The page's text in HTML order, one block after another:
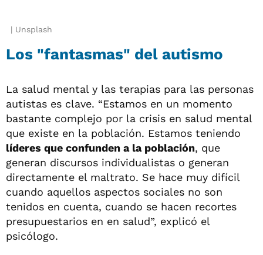
Unsplash
Los "fantasmas" del autismo
La salud mental y las terapias para las personas
autistas es clave. “Estamos en un momento
bastante complejo por la crisis en salud mental
que existe en la población. Estamos teniendo
líderes que confunden a la población, que
generan discursos individualistas o generan
directamente el maltrato. Se hace muy difícil
cuando aquellos aspectos sociales no son
tenidos en cuenta, cuando se hacen recortes
presupuestarios en en salud”, explicó el
psicólogo.